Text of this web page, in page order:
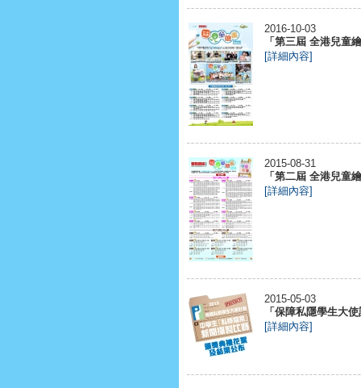
2016-10-03
「第三屆 全港兒童
[詳細內容]
2015-08-31
「第二屆 全港兒童
[詳細內容]
2015-05-03
「保障私隱學生大
[詳細內容]